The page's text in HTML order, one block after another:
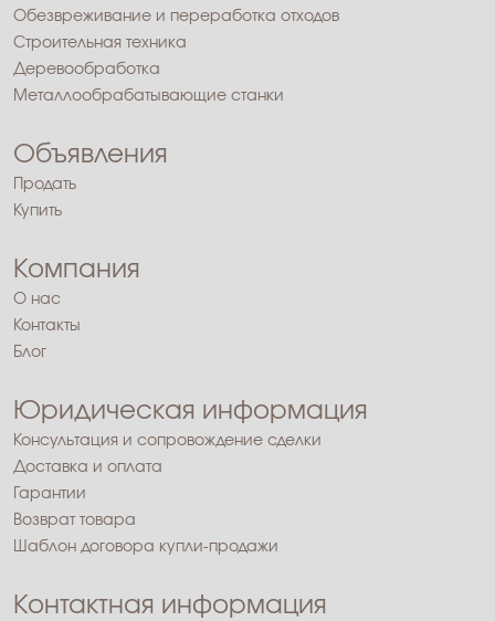
Обезвреживание и переработка отходов
Строительная техника
Деревообработка
Металлообрабатывающие станки
Объявления
Продать
Купить
Компания
О нас
Контакты
Блог
Юридическая информация
Консультация и сопровождение сделки
Доставка и оплата
Гарантии
Возврат товара
Шаблон договора купли-продажи
Контактная информация